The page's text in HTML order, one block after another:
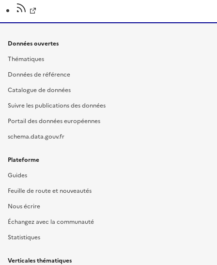
Données ouvertes
Thématiques
Données de référence
Catalogue de données
Suivre les publications des données
Portail des données européennes
schema.data.gouv.fr
Plateforme
Guides
Feuille de route et nouveautés
Nous écrire
Échangez avec la communauté
Statistiques
Verticales thématiques